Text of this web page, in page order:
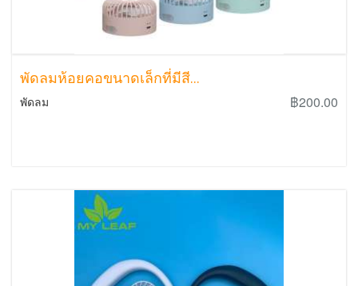
พัดลมห้อยคอขนาดเล็กที่มีสี...
พัดลม ฿200.00